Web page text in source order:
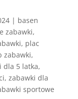
| basen
zabawki,
, plac
zabawki,
dla 5 latka,
, zabawki dla
sportowe